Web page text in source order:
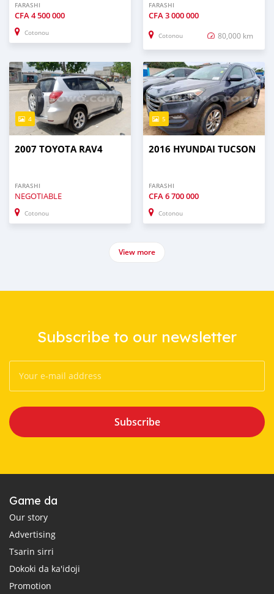
FARASHI
CFA4 500 000
Cotonou
FARASHI
CFA3 000 000
Cotonou 80,000 km
4
2007 TOYOTA RAV4
FARASHI
NEGOTIABLE
Cotonou
5
2016 HYUNDAI TUCSON
FARASHI
CFA6 700 000
Cotonou
View more
Subscribe to our newsletter
Subscribe
Game da
Our story
Advertising
Tsarin sirri
Dokoki da ka'idoji
Promotion